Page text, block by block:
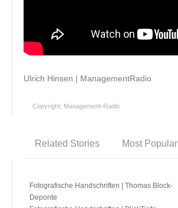
Ulrich Hinsen | ManagementRadio
Copyright: Management-Radio
Related Stories Most Popular
Fotografische Handschriften | Thomas Block-
Deponte